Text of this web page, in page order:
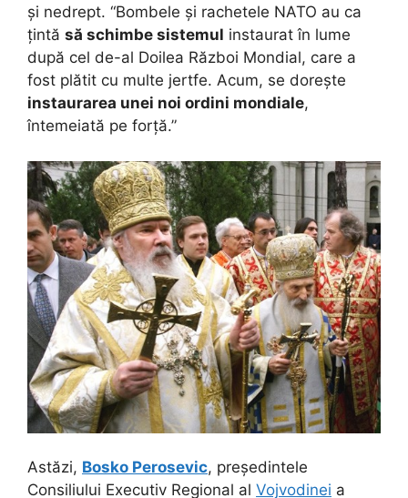
și nedrept. “Bombele și rachetele NATO au ca
țintă să schimbe sistemul instaurat în lume
după cel de-al Doilea Război Mondial, care a
fost plătit cu multe jertfe. Acum, se dorește
instaurarea unei noi ordini mondiale,
întemeiată pe forță.”
Astăzi, Bosko Perosevic, președintele
Consiliului Executiv Regional al Vojvodinei a